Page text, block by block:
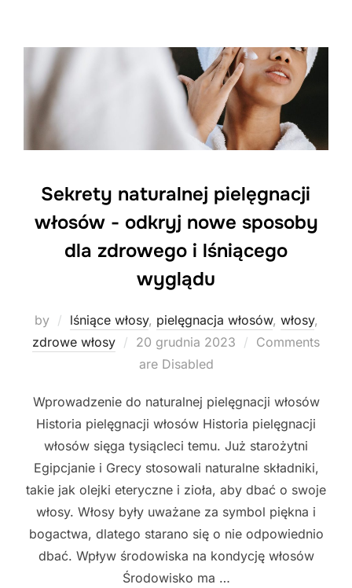
Sekrety naturalnej pielęgnacji
włosów - odkryj nowe sposoby
dla zdrowego i lśniącego
wyglądu
by lśniące włosy, pielęgnacja włosów, włosy,
zdrowe włosy
Posted
on
20 grudnia 2023
Comments
are Disabled
Wprowadzenie do naturalnej pielęgnacji włosów
Historia pielęgnacji włosów Historia pielęgnacji
włosów sięga tysiącleci temu. Już starożytni
Egipcjanie i Grecy stosowali naturalne składniki,
takie jak olejki eteryczne i zioła, aby dbać o swoje
włosy. Włosy były uważane za symbol piękna i
bogactwa, dlatego starano się o nie odpowiednio
dbać. Wpływ środowiska na kondycję włosów
Środowisko ma …